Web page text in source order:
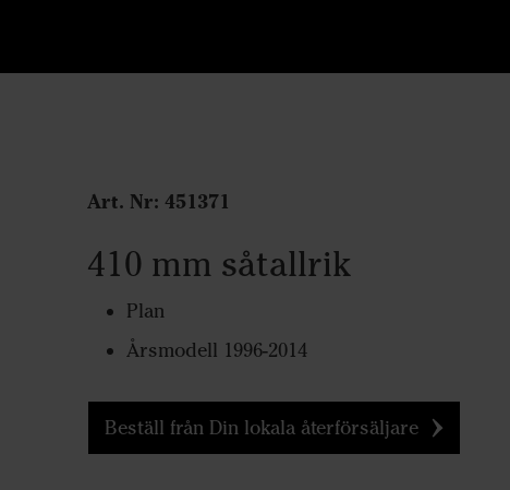
Art. Nr: 451371
410 mm såtallrik
Plan
Årsmodell 1996-2014
Beställ från Din lokala återförsäljare